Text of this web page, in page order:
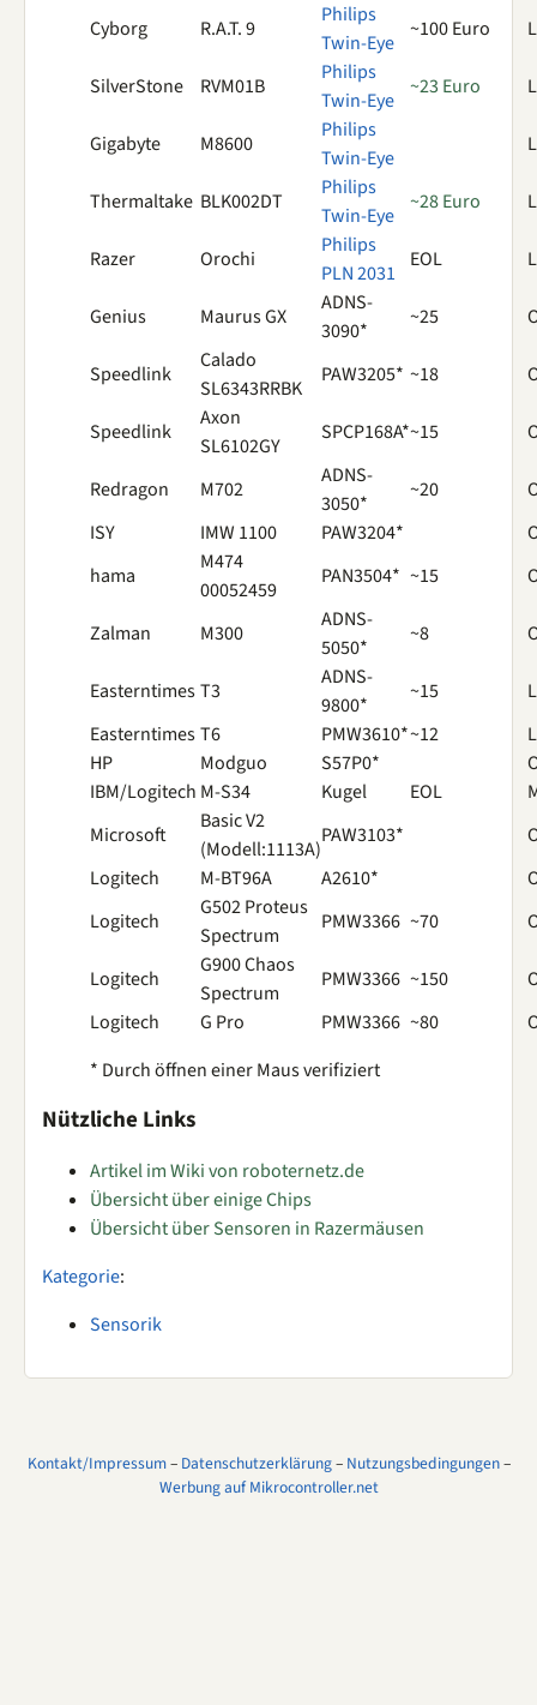
Cyborg R.A.T. 9
Philips
Twin-Eye
~100 Euro
SilverStone RVM01B
Philips
Twin-Eye
~23 Euro
Gigabyte M8600
Philips
Twin-Eye
Thermaltake BLK002DT
Philips
Twin-Eye
~28 Euro
Razer Orochi
Philips
PLN 2031
EOL
Genius Maurus GX
ADNS-
3090*
~25
Speedlink
Calado
SL6343RRBK
PAW3205* ~18
Speedlink
Axon
SL6102GY
SPCP168A*~15
Redragon M702
ADNS-
3050*
~20
ISY
IMW 1100 PAW3204*
hama
M474
00052459
PAN3504* ~15
Zalman M300
ADNS-
5050*
~8
EasterntimesT3
ADNS-
9800*
~15
EasterntimesT6 PMW3610*~12
HP
Modguo S57P0*
IBM/Logitech M-S34 Kugel EOL
Microsoft
Basic V2
(Modell:1113A)
PAW3103*
Logitech
M-BT96A A2610*
Logitech
G502 Proteus
Spectrum
PMW3366 ~70
Logitech
G900 Chaos
Spectrum
PMW3366 ~150
Logitech
G Pro PMW3366 ~80
* Durch öffnen einer Maus verifiziert
Nützliche Links
Artikel im Wiki von roboternetz.de
Übersicht über einige Chips
Übersicht über Sensoren in Razermäusen
Kategorie:
Sensorik
Kontakt/Impressum– Datenschutzerklärung– Nutzungsbedingungen–
Werbung auf Mikrocontroller.net